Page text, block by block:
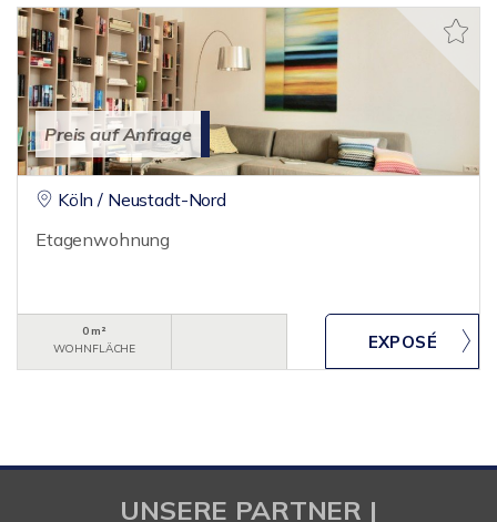
Preis auf Anfrage
Köln / Neustadt-Nord
Etagenwohnung
0 m²
WOHNFLÄCHE
UNSERE PARTNER |